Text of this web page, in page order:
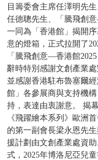
目籌委會主席任澤明先
任德聰先生、「騰飛創
一同為「香港館」揭開
意的燈箱，正式拉開了
「騰飛創意—香港館
辭時特別感謝文創產業
並感謝香港駐布魯塞爾
館」各參展商與支持機
持，表達由衷謝意。 揭
《飛躍繪本系列》歐洲
的第一副會長梁永恩先
援計劃由文創產業處資
式，2025年博洛尼亞兒